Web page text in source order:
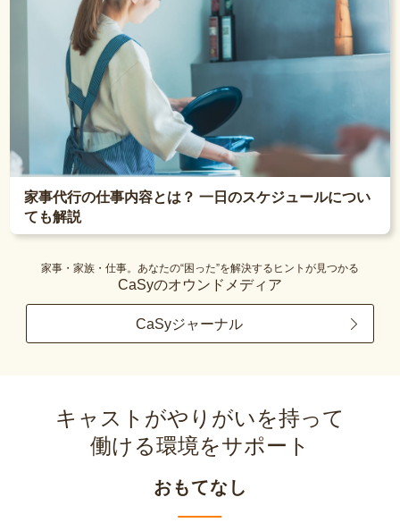
家事代行の仕事内容とは？ 一日のスケジュールについ
ても解説
家事・家族・仕事。あなたの“困った”を解決するヒントが見つかる
CaSyのオウンドメディア
CaSyジャーナル
キャストがやりがいを持って
働ける環境をサポート
おもてなし